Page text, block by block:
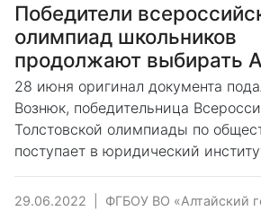
Победители
олимпиад школьников
продолжают выбирать
28 июня оригинал документа
Вознюк, победительница
Толстовской олимпиады по
поступает в юридический
29.06.2022
ФГБОУ ВО «Алтайский